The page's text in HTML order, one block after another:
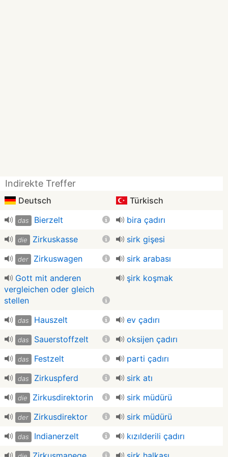
Indirekte Treffer
Deutsch Türkisch
das Bierzelt bira çadırı
die Zirkuskasse sirk gişesi
der Zirkuswagen
sirk arabası
Gott mit anderen
vergleichen oder gleich
stellen
şirk koşmak
das Hauszelt ev çadırı
das Sauerstoffzelt oksijen çadırı
das Festzelt parti çadırı
das Zirkuspferd sirk atı
die Zirkusdirektorin sirk müdürü
der Zirkusdirektor sirk müdürü
das Indianerzelt kızılderili çadırı